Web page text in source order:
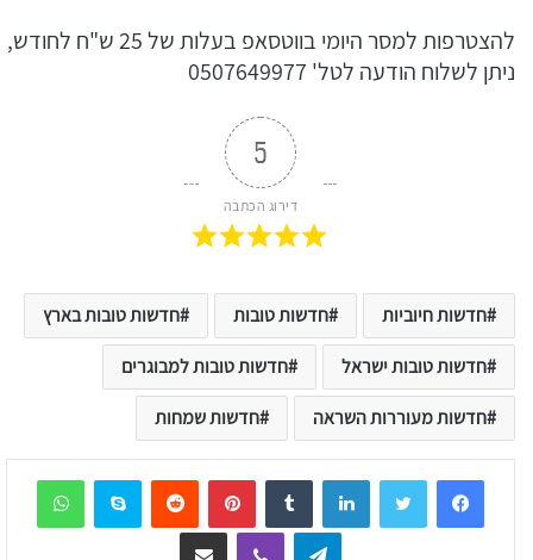
להצטרפות למסר היומי בווטסאפ בעלות של 25 ש"ח לחודש,
ניתן לשלוח הודעה לטל' 0507649977
5
דירוג הכתבה
חדשות חיוביות חדשות טובות חדשות טובות בארץ
חדשות טובות ישראל חדשות טובות למבוגרים
חדשות מעוררות השראה חדשות שמחות
LinkedIn
Tumblr
Pinterest
Reddit
Skype
Telegram
Viber שיתוף דרך המייל